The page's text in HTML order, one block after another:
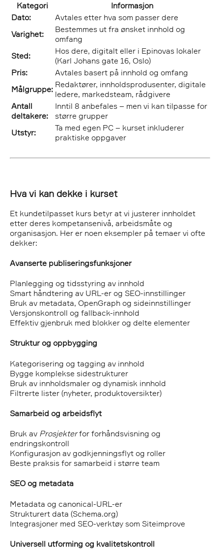
Kategori
Informasjon
Dato:
Avtales etter hva som passer dere
Varighet:
Bestemmes ut fra ønsket innhold og
omfang
Sted:
Hos dere, digitalt eller i Epinovas lokaler
(Karl Johans gate 16, Oslo)
Pris:
Avtales basert på innhold og omfang
Målgruppe: Redaktører, innholdsprodusenter, digitale
ledere, markedsteam, rådgivere
Antall
deltakere:
Inntil 8 anbefales – men vi kan tilpasse for
større grupper
Utstyr:
Ta med egen PC – kurset inkluderer
praktiske oppgaver
Hva vi kan dekke i kurset
Et kundetilpasset kurs betyr at vi justerer innholdet
etter deres kompetansenivå, arbeidsmåte og
organisasjon. Her er noen eksempler på temaer vi ofte
dekker:
Avanserte publiseringsfunksjoner
Planlegging og tidsstyring av innhold
Smart håndtering av URL-er og SEO-innstillinger
Bruk av metadata, OpenGraph og sideinnstillinger
Versjonskontroll og fallback-innhold
Effektiv gjenbruk med blokker og delte elementer
Struktur og oppbygging
Kategorisering og tagging av innhold
Bygge komplekse sidestrukturer
Bruk av innholdsmaler og dynamisk innhold
Filtrerte lister (nyheter, produktoversikter)
Samarbeid og arbeidsflyt
Bruk av Prosjekterfor forhåndsvisning og
endringskontroll
Konfigurasjon av godkjenningsflyt og roller
Beste praksis for samarbeid i større team
SEO og metadata
Metadata og canonical-URL-er
Strukturert data (Schema.org)
Integrasjoner med SEO-verktøy som Siteimprove
Universell utforming og kvalitetskontroll